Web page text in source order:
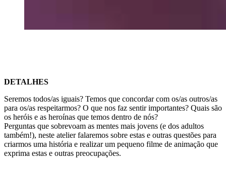
DETALHES
Seremos todos/as iguais? Temos que concordar com os/as outros/as
para os/as respeitarmos? O que nos faz sentir importantes? Quais são
os heróis e as heroínas que temos dentro de nós?
Perguntas que sobrevoam as mentes mais jovens (e dos adultos
também!), neste atelier falaremos sobre estas e outras questões para
criarmos uma história e realizar um pequeno filme de animação que
exprima estas e outras preocupações.